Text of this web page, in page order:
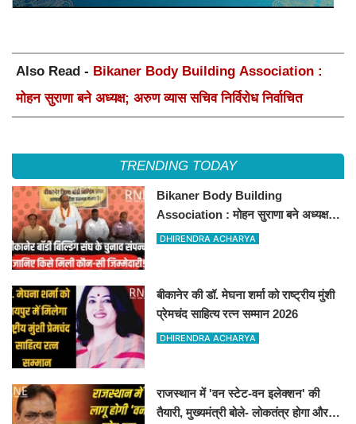
Also Read - Bikaner Body Building Association :
मोहन सुराणा बने अध्यक्ष; अरुण व्यास सचिव निर्विरोध निर्वाचित
TRENDING TODAY
Bikaner Body Building
Association : मोहन सुराणा बने अध्यक्ष;
अरुण व्यास सचिव निर्विरोध निर्वाचित
DHIRENDRA ACHARYA
बीकानेर की डॉ. मेघना शर्मा को राष्ट्रीय मुंशी
प्रेमचंद साहित्य रत्न सम्मान 2026
DHIRENDRA ACHARYA
राजस्थान में 'वन स्टेट-वन इलेक्शन' की
तैयारी, मुख्यमंत्री बोले- लोकतंत्र होगा और